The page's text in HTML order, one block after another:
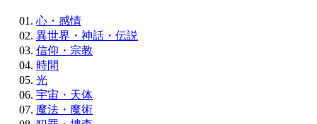
心・感情
異世界・神話・伝説
信仰・宗教
時間
光
宇宙・天体
魔法・魔術